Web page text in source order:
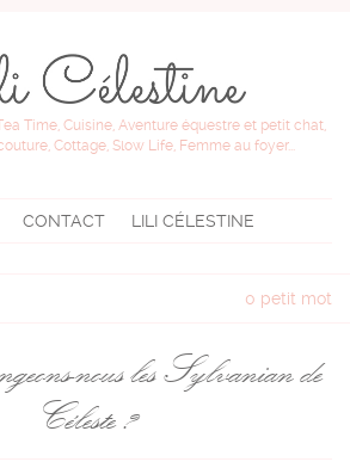
Time, Cuisine, Aventure équestre et petit chat,
Cottage, Slow Life, Femme au foyer...
CONTACT LILI CÉLESTINE
0 petit mot
nous les Sylvanian de
Céleste ?